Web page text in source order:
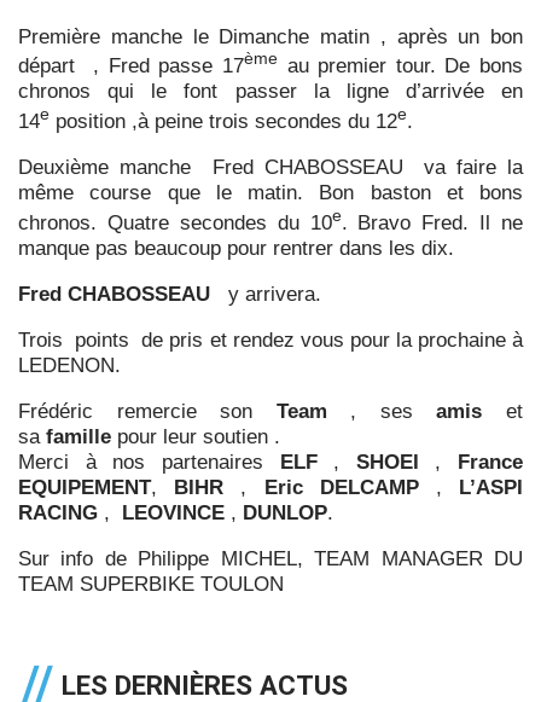
Première manche le Dimanche matin , après un bon
départ , Fred passe 17ème au premier tour. De bons
chronos qui le font passer la ligne d’arrivée en
14e position ,à peine trois secondes du 12e.
Deuxième manche Fred CHABOSSEAU va faire la
même course que le matin. Bon baston et bons
chronos. Quatre secondes du 10e. Bravo Fred. Il ne
manque pas beaucoup pour rentrer dans les dix.
Fred CHABOSSEAU
y arrivera.
Trois points de pris et rendez vous pour la prochaine à
LEDENON.
Frédéric remercie son Team , sesamis et
sa famille pour leur soutien .
Merci à nos partenaires ELF, SHOEI , France
EQUIPEMENT, BIHR , Eric DELCAMP , L’ASPI
RACING , LEOVINCE , DUNLOP.
Sur info de Philippe MICHEL, TEAM MANAGER DU
TEAM SUPERBIKE TOULON
LES DERNIÈRES ACTUS